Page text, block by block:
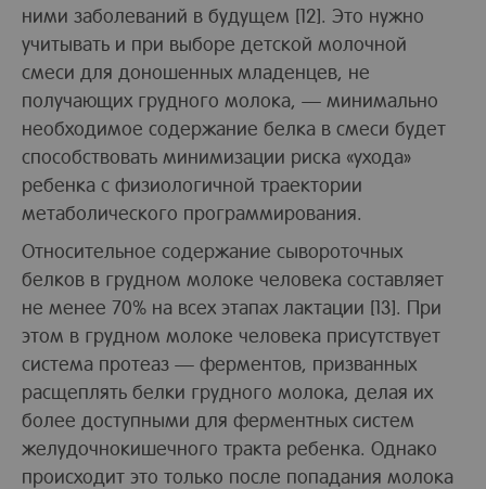
ними заболеваний в будущем [12]. Это нужно
учитывать и при выборе детской молочной
смеси для доношенных младенцев, не
получающих грудного молока, — минимально
необходимое содержание белка в смеси будет
способствовать минимизации риска «ухода»
ребенка с физиологичной траектории
метаболического программирования.
Относительное содержание сывороточных
белков в грудном молоке человека составляет
не менее 70% на всех этапах лактации [13]. При
этом в грудном молоке человека присутствует
система протеаз — ферментов, призванных
расщеплять белки грудного молока, делая их
более доступными для ферментных систем
желудочнокишечного тракта ребенка. Однако
происходит это только после попадания молока